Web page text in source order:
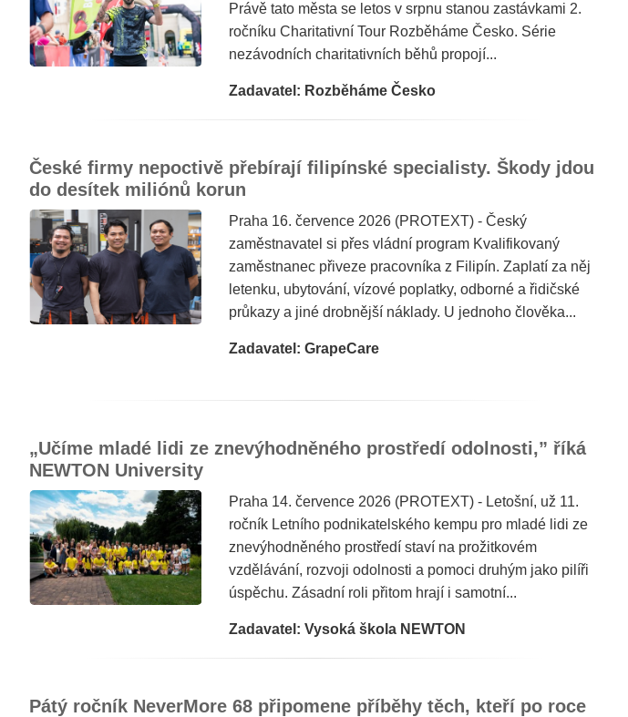
Právě tato města se letos v srpnu stanou zastávkami 2.
ročníku Charitativní Tour Rozběháme Česko. Série
nezávodních charitativních běhů propojí...
Zadavatel: Rozběháme Česko
České firmy nepoctivě přebírají filipínské specialisty. Škody jdou
do desítek miliónů korun
Praha 16. července 2026 (PROTEXT) - Český
zaměstnavatel si přes vládní program Kvalifikovaný
zaměstnanec přiveze pracovníka z Filipín. Zaplatí za něj
letenku, ubytování, vízové poplatky, odborné a řidičské
průkazy a jiné drobnější náklady. U jednoho člověka...
Zadavatel: GrapeCare
„Učíme mladé lidi ze znevýhodněného prostředí odolnosti,” říká
NEWTON University
Praha 14. července 2026 (PROTEXT) - Letošní, už 11.
ročník Letního podnikatelského kempu pro mladé lidi ze
znevýhodněného prostředí staví na prožitkovém
vzdělávání, rozvoji odolnosti a pomoci druhým jako pilíři
úspěchu. Zásadní roli přitom hrají i samotní...
Zadavatel: Vysoká škola NEWTON
Pátý ročník NeverMore 68 připomene příběhy těch, kteří po roce